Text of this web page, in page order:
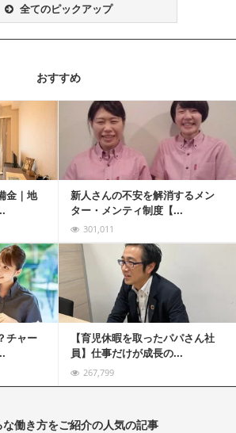
全てのピックアップ
おすすめ
金｜地
新人さんの不安を解消するメン
ター・メンティ制度【...
301,011
記事を読む
チャー
【育児休暇を取ったパパさん社
員】仕事だけが成長の...
267,799
記事を読む
な働き方をご紹介の人気の記事